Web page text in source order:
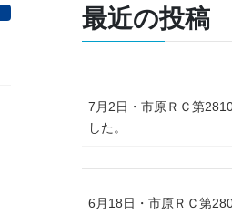
最近の投稿
7月2日・市原ＲＣ第
した。
6月18日・市原ＲＣ第